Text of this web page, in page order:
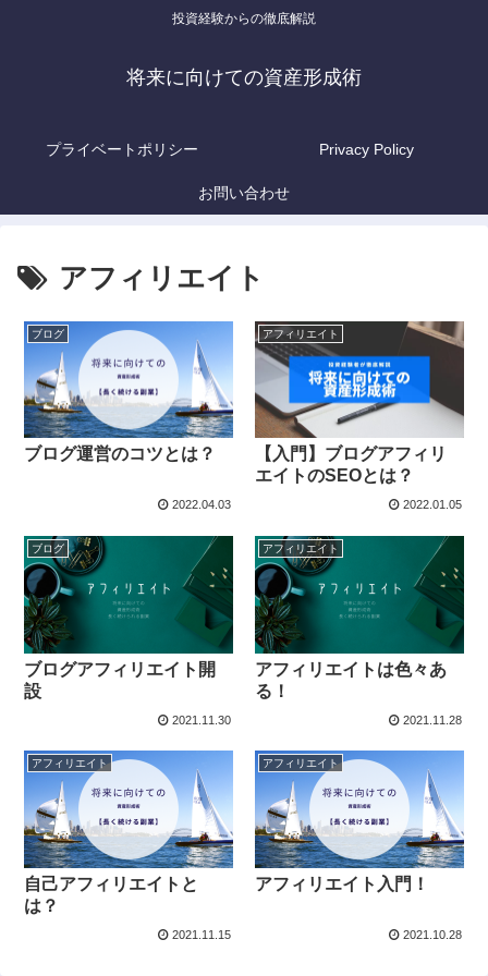
投資経験からの徹底解説
将来に向けての資産形成術
プライベートポリシー Privacy Policy
お問い合わせ
アフィリエイト
ブログ
ブログ運営のコツとは？
2022.04.03
アフィリエイト
【入門】ブログアフィリ
エイトのSEOとは？
2022.01.05
ブログ
ブログアフィリエイト開
設
2021.11.30
アフィリエイト
アフィリエイトは色々あ
る！
2021.11.28
アフィリエイト
自己アフィリエイトと
は？
2021.11.15
アフィリエイト
アフィリエイト入門！
2021.10.28